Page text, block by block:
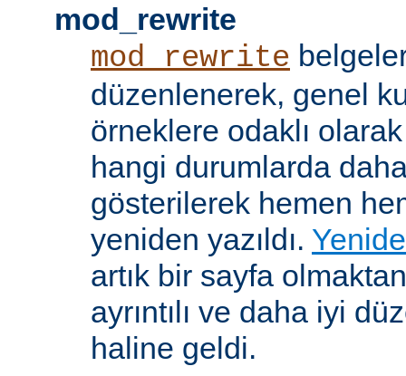
mod_rewrite
mod_rewrite
düzenlenerek, genel
örneklere odaklı
hangi durumlarda
gösterilerek hemen
yeniden yazıldı.
artık bir sayfa
ayrıntılı ve daha iyi
haline geldi.